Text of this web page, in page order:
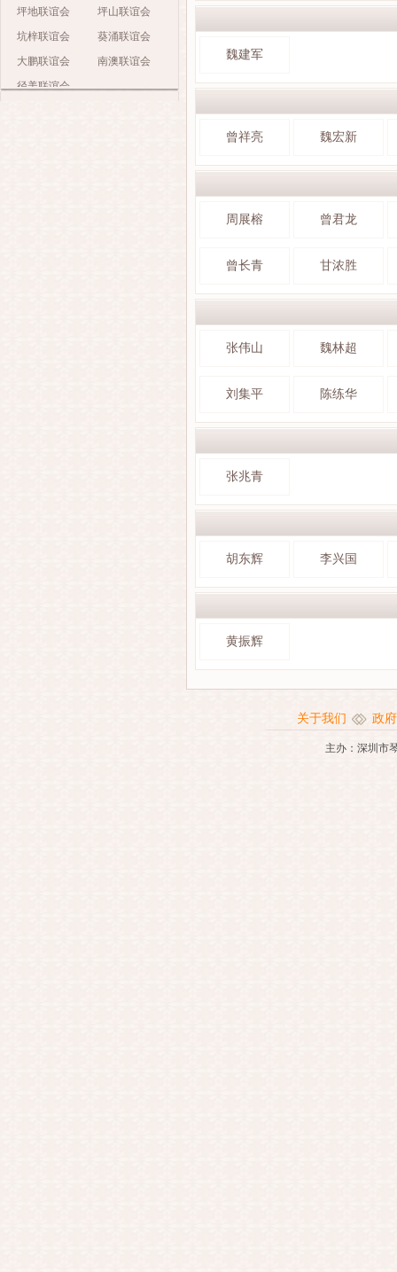
坪地联谊会
坪山联谊会
坑梓联谊会
葵涌联谊会
大鹏联谊会
南澳联谊会
径美联谊会
魏建军
曾祥亮 魏宏新
周展榕 曾君龙
曾长青 甘浓胜
张伟山 魏林超
刘集平 陈练华
张兆青
胡东辉 李兴国
黄振辉
关于我们 政
主办：深圳